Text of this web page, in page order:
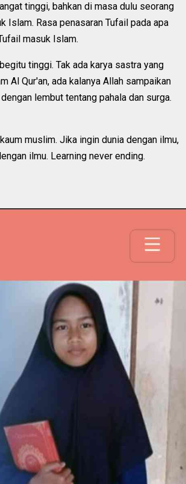
tinggi, bahkan di masa dulu seorang
Islam. Rasa penasaran Tufail pada apa
masuk Islam.
tinggi. Tak ada karya sastra yang
Al Qur'an, ada kalanya Allah sampaikan
lembut tentang pahala dan surga.
muslim. Jika ingin dunia dengan ilmu,
ilmu. Learning never ending.